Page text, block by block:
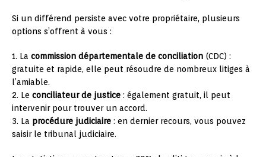
Si un différend persiste avec votre propriétaire, plusieurs
options s’offrent à vous :
1. La commission départementale de conciliation (CDC) :
gratuite et rapide, elle peut résoudre de nombreux litiges à
l’amiable.
2. Le conciliateur de justice : également gratuit, il peut
intervenir pour trouver un accord.
3. La procédure judiciaire : en dernier recours, vous pouvez
saisir le tribunal judiciaire.